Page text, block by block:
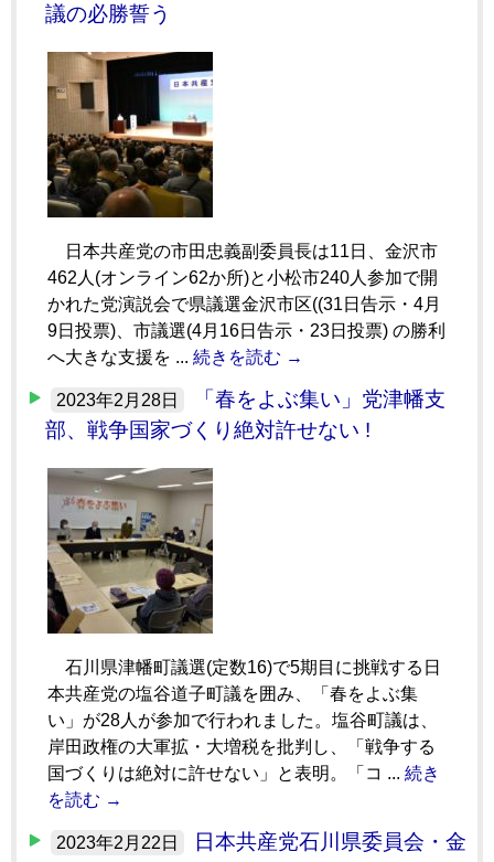
議の必勝誓う
日本共産党の市田忠義副委員長は11日、金沢市
462人(オンライン62か所)と小松市240人参加で開
かれた党演説会で県議選金沢市区((31日告示・4月
9日投票)、市議選(4月16日告示・23日投票) の勝利
へ大きな支援を ... 続きを読む →
2023年2月28日
「春をよぶ集い」党津幡支
部、戦争国家づくり絶対許せない !
石川県津幡町議選(定数16)で5期目に挑戦する日
本共産党の塩谷道子町議を囲み、「春をよぶ集
い」が28人が参加で行われました。塩谷町議は、
岸田政権の大軍拡・大増税を批判し、「戦争する
国づくりは絶対に許せない」と表明。「コ ... 続き
を読む →
2023年2月22日
日本共産党石川県委員会・金